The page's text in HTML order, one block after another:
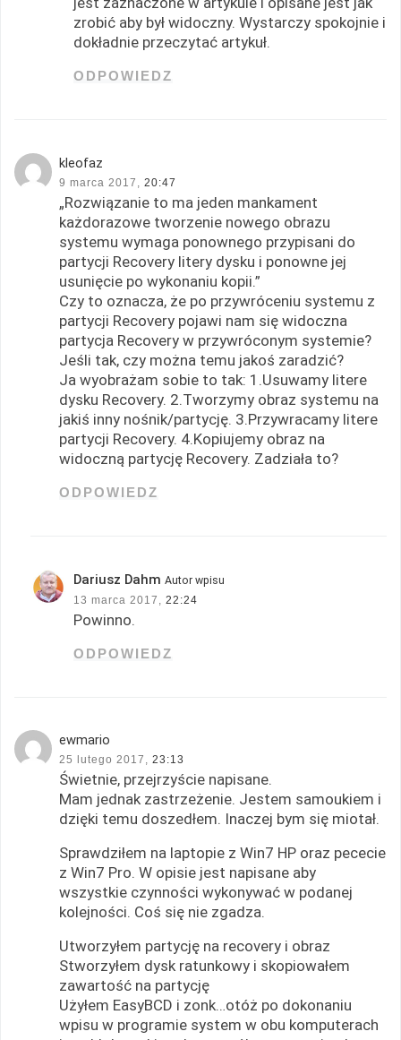
zrobić aby był widoczny. Wystarczy spokojnie i
dokładnie przeczytać artykuł.
ODPOWIEDZ
kleofaz
9 marca 2017, 20:47
„Rozwiązanie to ma jeden mankament
każdorazowe tworzenie nowego obrazu
systemu wymaga ponownego przypisani do
partycji Recovery litery dysku i ponowne jej
usunięcie po wykonaniu kopii.”
Czy to oznacza, że po przywróceniu systemu z
partycji Recovery pojawi nam się widoczna
partycja Recovery w przywróconym systemie?
Jeśli tak, czy można temu jakoś zaradzić?
Ja wyobrażam sobie to tak: 1.Usuwamy litere
dysku Recovery. 2.Tworzymy obraz systemu na
jakiś inny nośnik/partycję. 3.Przywracamy litere
partycji Recovery. 4.Kopiujemy obraz na
widoczną partycję Recovery. Zadziała to?
ODPOWIEDZ
Dariusz Dahm Autor wpisu
13 marca 2017,
22:24
Powinno.
ODPOWIEDZ
ewmario
25 lutego 2017, 23:13
Świetnie, przejrzyście napisane.
Mam jednak zastrzeżenie. Jestem samoukiem i
dzięki temu doszedłem. Inaczej bym się miotał.
Sprawdziłem na laptopie z Win7 HP oraz pececie
z Win7 Pro. W opisie jest napisane aby
wszystkie czynności wykonywać w podanej
kolejności. Coś się nie zgadza.
Utworzyłem partycję na recovery i obraz
Stworzyłem dysk ratunkowy i skopiowałem
zawartość na partycję
Użyłem EasyBCD i zonk…otóż po dokonaniu
wpisu w programie system w obu komputerach